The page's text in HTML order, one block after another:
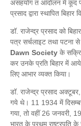
असहयोग त आंदोलन में कूद
प्रसाद द्वारा स्थापित बिहार
डॉ. राजेन्द्र प्रसाद को
पत्र सर्चलाइट तथा पटना से
Dawn Society के
कर उनके प्रति बिहार में आये
लिए आभार व्यक्त किया।
डॉ. राजेन्द्र प्रसाद
गये थे। 11 1934 में
गया, तो वहीं 26 जनवरी,
भारत के प्रथम राष्ट्रपति